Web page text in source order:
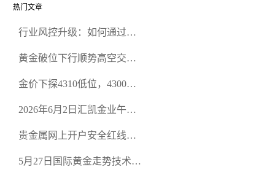
热门文章
行业风控升级：如何通过正
规黄金开户交易平台？
黄金破位下行顺势高空交易
金价下探4310低位，4300关
2026年6月2日汇凯金业午盘
空头清算算法如何布防？
贵金属网上开户安全红线：
恶意洗盘陷阱
5月27日国际黄金走势技术盘